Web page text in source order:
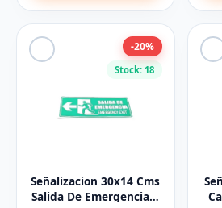
Stock: 18
-20%
Señalizacion 30x14 Cms
Salida De Emergencia A